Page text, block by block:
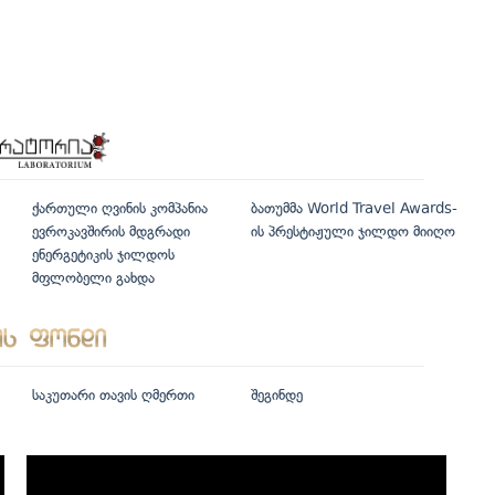
ქართული ღვინის კომპანია
ევროკავშირის მდგრადი
ენერგეტიკის ჯილდოს
მფლობელი გახდა
ბათუმმა World Travel Awards-
ის პრესტიჟული ჯილდო მიიღო
საკუთარი თავის ღმერთი შეგინდე